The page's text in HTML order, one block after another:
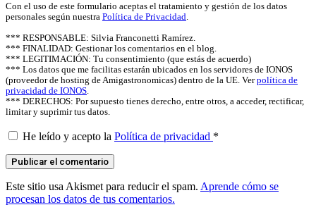
Con el uso de este formulario aceptas el tratamiento y gestión de los datos
personales según nuestra Política de Privacidad.
*** RESPONSABLE: Silvia Franconetti Ramírez.
*** FINALIDAD: Gestionar los comentarios en el blog.
*** LEGITIMACIÓN: Tu consentimiento (que estás de acuerdo)
*** Los datos que me facilitas estarán ubicados en los servidores de IONOS
(proveedor de hosting de Amigastronomicas) dentro de la UE. Verpolítica de
privacidad de IONOS.
*** DERECHOS: Por supuesto tienes derecho, entre otros, a acceder, rectificar,
limitar y suprimir tus datos.
He leído y acepto la Política de privacidad *
Este sitio usa Akismet para reducir el spam. Aprende cómo se
procesan los datos de tus comentarios.